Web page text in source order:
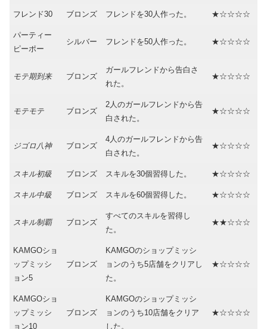
フレンド30 ブロンズ フレンドを30人作った。 ★☆☆☆☆
パーティー
ピーポー
シルバー フレンドを50人作った。 ★☆☆☆☆
モテ期到来 ブロンズ
ガールフレンドから告白さ
れた。
★☆☆☆☆
モテモテ ブロンズ
2人のガールフレンドから告
白された。
★☆☆☆☆
ジゴロ八神 ブロンズ
4人のガールフレンドから告
白された。
★☆☆☆☆
スキル初級 ブロンズ スキルを30個習得した。 ★☆☆☆☆
スキル中級 ブロンズ スキルを60個習得した。 ★☆☆☆☆
スキル制覇 ブロンズ
すべてのスキルを習得し
た。
★★☆☆☆
KAMGOショ
ップミッシ
ョン5
ブロンズ
KAMGOのショップミッシ
ョンのうち5店舗をクリアし
た。
★☆☆☆☆
KAMGOショ
ップミッシ
ョン10
ブロンズ
KAMGOのショップミッシ
ョンのうち10店舗をクリア
した。
★☆☆☆☆